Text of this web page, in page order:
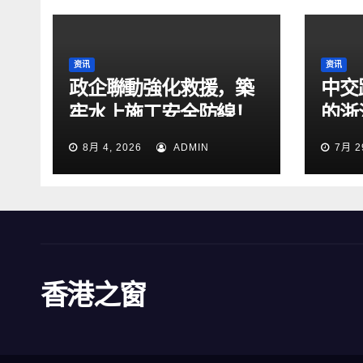
资讯
政企聯動強化救援，築
牢水上施工安全防線！
2026防汛暨水上搜救綜
8月 4, 2026 ADMIN
资讯
中
的
段交
7月
香港之窗